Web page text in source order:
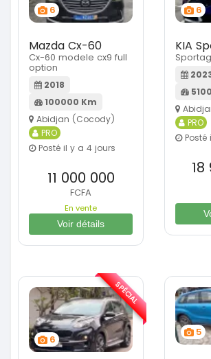
6
Mazda Cx-60
Cx-60 modele cx9 full
option
2018
100000 Km
Abidjan (Cocody)
PRO
Posté il y a 4 jours
11 000 000
FCFA
En vente
Voir détails
6
KIA
PRO
Posté
6
SPÉCIAL
5